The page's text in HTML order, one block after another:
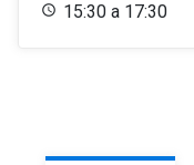
15:30 a 17:30